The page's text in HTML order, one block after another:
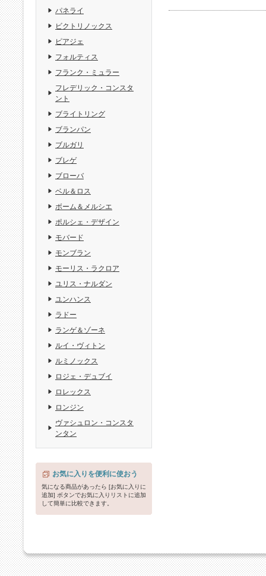
パネライ
ビクトリノックス
ピアジェ
フォルティス
フランク・ミュラー
フレデリック・コンスタ
ント
ブライトリング
ブランパン
ブルガリ
ブレゲ
ブローバ
ベル＆ロス
ボーム＆メルシエ
ポルシェ・デザイン
モバード
モンブラン
モーリス・ラクロア
ユリス・ナルダン
ユンハンス
ラドー
ランゲ＆ゾーネ
ルイ・ヴィトン
ルミノックス
ロジェ・デュブイ
ロレックス
ロンジン
ヴァシュロン・コンスタ
ンタン
お気に入りを便利に使おう
気になる商品があったら [お気に入りに
追加] ボタンでお気に入りリストに追加
して簡単に比較できます。